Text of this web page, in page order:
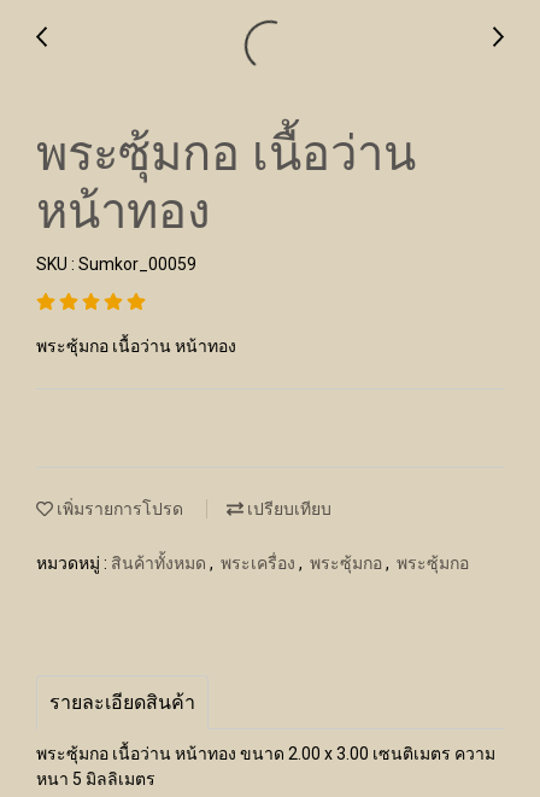
พระซุ้มกอ เนื้อว่าน
หน้าทอง
SKU : Sumkor_00059
พระซุ้มกอ เนื้อว่าน หน้าทอง
เพิ่มรายการโปรด เปรียบเทียบ
หมวดหมู่ : สินค้าทั้งหมด , พระเครื่อง , พระซุ้มกอ , พระซุ้มกอ
รายละเอียดสินค้า
พระซุ้มกอ เนื้อว่าน หน้าทอง ขนาด 2.00 x 3.00 เซนติเมตร ความ
หนา 5 มิลลิเมตร